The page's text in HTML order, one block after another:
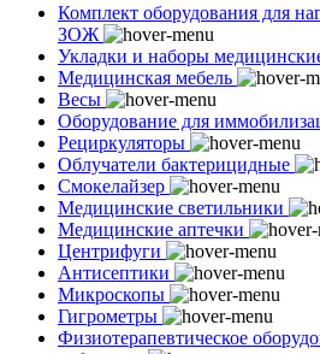
Комплект оборудования для
ЗОЖ
Укладки и наборы
Медицинская мебель
Весы
Оборудование для
Рециркуляторы
Облучатели бактерицидные
Смокелайзер
Медицинские светильники
Медицинские аптечки
Центрифуги
Антисептики
Микроскопы
Гигрометры
Физиотерапевтическое